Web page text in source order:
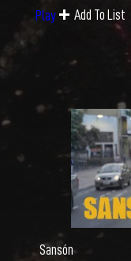
Play
Add To List
Sansón